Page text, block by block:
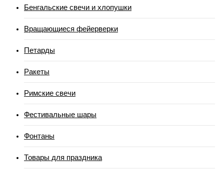
Бенгальские свечи и хлопушки
Вращающиеся фейерверки
Петарды
Ракеты
Римские свечи
Фестивальные шары
Фонтаны
Товары для праздника